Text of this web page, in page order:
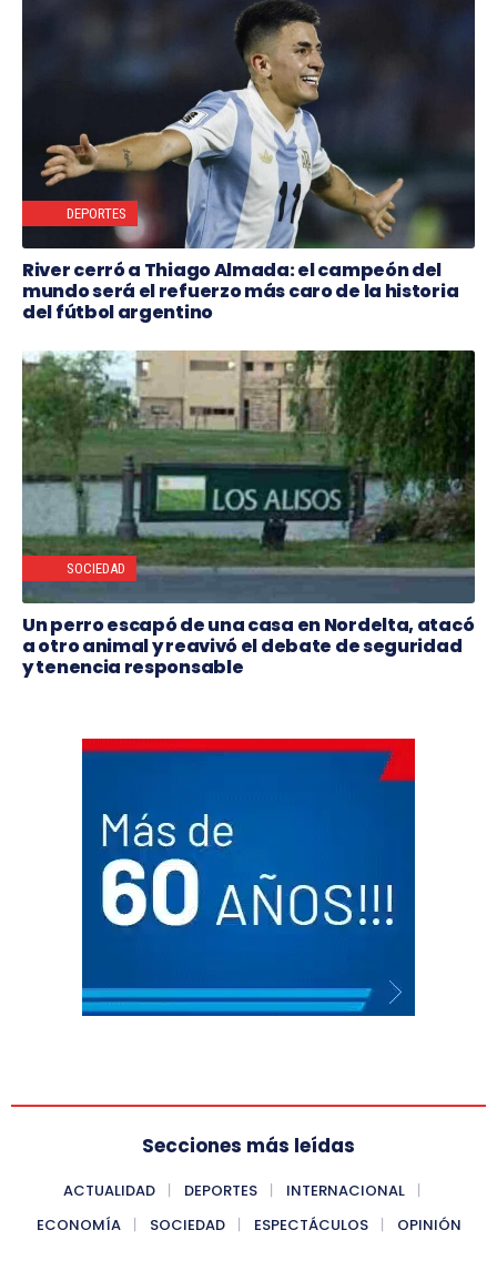
DEPORTES
River cerró a Thiago Almada: el campeón del
mundo será el refuerzo más caro de la historia
del fútbol argentino
SOCIEDAD
Un perro escapó de una casa en Nordelta, atacó
a otro animal y reavivó el debate de seguridad
y tenencia responsable
Secciones más leídas
ACTUALIDAD DEPORTES
INTERNACIONAL
ECONOMÍA
SOCIEDAD ESPECTÁCULOS OPINIÓN